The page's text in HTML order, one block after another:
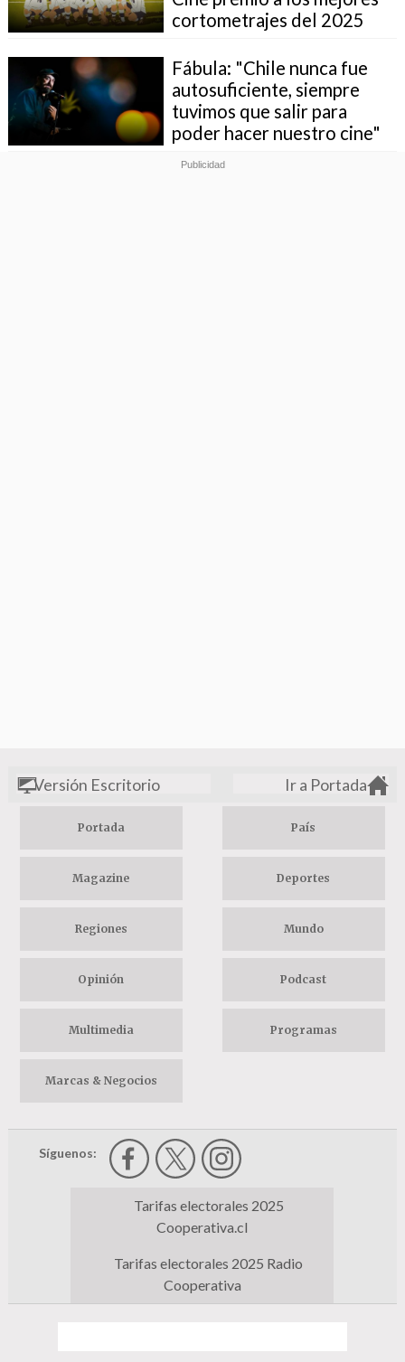
cortometrajes del 2025
Fábula: "Chile nunca fue
autosuficiente, siempre
tuvimos que salir para
poder hacer nuestro cine"
Versión Escritorio Ir a Portada
Portada País
Magazine Deportes
Regiones Mundo
Opinión Podcast
Multimedia Programas
Marcas & Negocios
Síguenos:
Tarifas electorales 2025
Cooperativa.cl
Tarifas electorales 2025 Radio
Cooperativa